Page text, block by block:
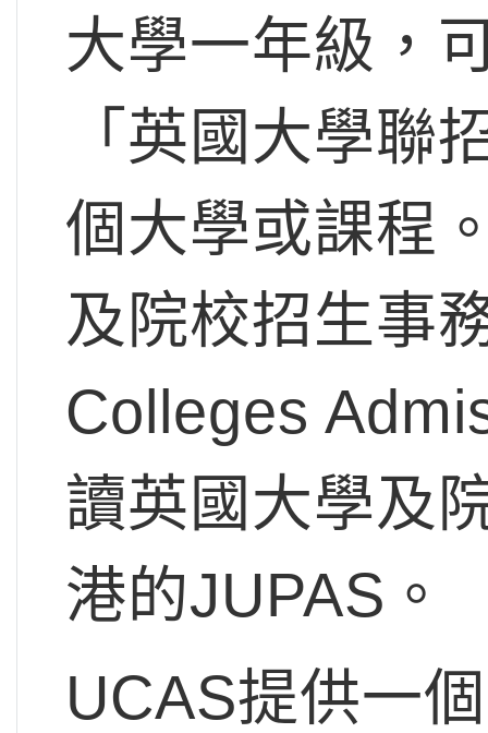
大學一年級，
「英國大學聯
個大學或課程
及院校招生事
Colleges
讀英國大學及
港的JUPAS。
UCAS提供一